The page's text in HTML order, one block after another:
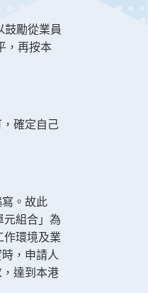
鼓勵從業員
，再按本
確定自己
。故此
元組合」為
作環境及業
，申請人
達到本港